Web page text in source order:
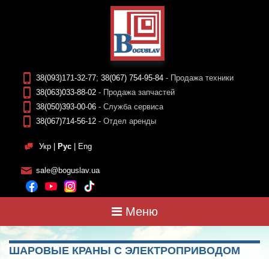
38(093)171-32-77; 38(067) 754-95-84 - Продажа техники
38(063)033-88-02 - Продажа запчастей
38(050)393-00-06 - Служба сервиса
38(067)714-56-12 - Отдел аренды
Укр | Рус | Eng
sale@boguslav.ua
Меню
ШАРОВЫЕ КРАНЫ С ЭЛЕКТРОПРИВОДОМ